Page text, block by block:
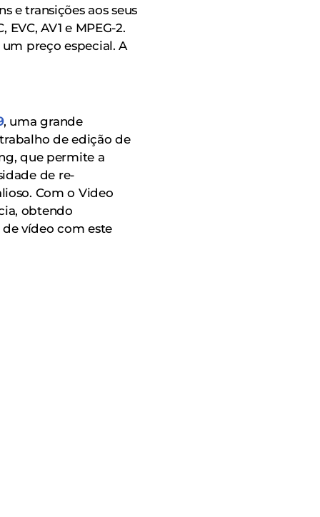
e transições aos seus
AV1 e MPEG-2.
preço especial. A
, uma grande
de edição de
que permite a
de re-
Com o Video
obtendo
vídeo com este